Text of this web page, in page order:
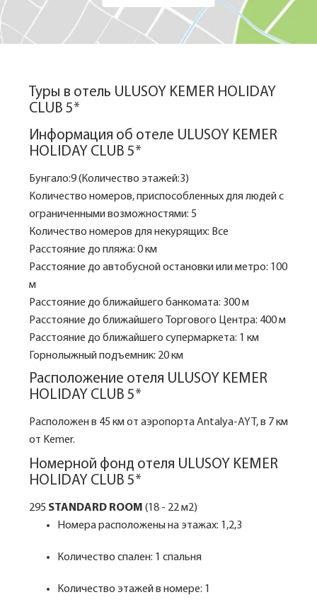
Туры в отель ULUSOY KEMER HOLIDAY
CLUB 5*
Информация об отеле ULUSOY KEMER
HOLIDAY CLUB 5*
Бунгало:9 (Количество этажей:3)
Количество номеров, приспособленных для людей с
ограниченными возможностями: 5
Количество номеров для некурящих: Все
Расстояние до пляжа: 0 км
Расстояние до автобусной остановки или метро: 100
м
Расстояние до ближайшего банкомата: 300 м
Расстояние до ближайшего Торгового Центра: 400 м
Расстояние до ближайшего супермаркета: 1 км
Горнолыжный подъемник: 20 км
Расположение отеля ULUSOY KEMER
HOLIDAY CLUB 5*
Расположен в 45 км от аэропорта Antalya-AYT, в 7 км
от Kemer.
Номерной фонд отеля ULUSOY KEMER
HOLIDAY CLUB 5*
295 STANDARD ROOM (18 - 22 м2)
Номера расположены на этажах: 1,2,3
Количество спален: 1 спальня
Количество этажей в номере: 1